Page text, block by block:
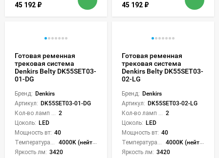
45 192 ₽ 45 192 ₽
Готовая ременная
трековая система
Denkirs Belty DK55SET03-
01-DG
Бренд: Denkirs
Артикул: DK55SET03-01-DG
2
Цоколь: LED
Мощность вт: 40
4000K (нейтральный)
Яркость лм: 3420
Готовая ременная
трековая система
Denkirs Belty DK55SET03-
02-LG
Бренд: Denkirs
Артикул: DK55SET03-02-LG
2
Цоколь: LED
Мощность вт: 40
4000K (нейтральный)
Яркость лм: 3420